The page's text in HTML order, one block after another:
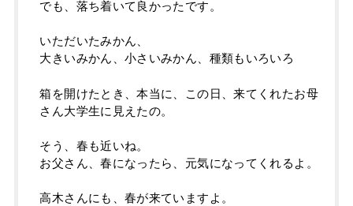
でも、落ち着いて良かったです。
いただいたみかん、
大きいみかん、小さいみかん、種類もいろいろ
箱を開けたとき、本当に、この日、来てくれたお母
さん大学生に見えたの。
そう、春も近いね。
お父さん、春になったら、元気になってくれるよ。
高木さんにも、春が来ていますよ。